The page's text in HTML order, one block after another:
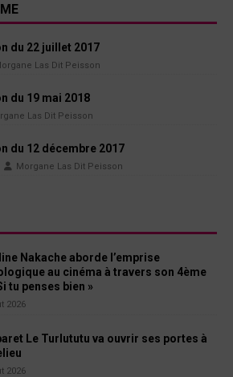
du 22 juillet 2017
Las Dit Peisson
du 19 mai 2018
Las Dit Peisson
du 12 décembre 2017
Morgane Las Dit Peisson
Nakache aborde l’emprise
au cinéma à travers son 4ème
tu penses bien »
2026
Le Turlututu va ouvrir ses portes à
2026